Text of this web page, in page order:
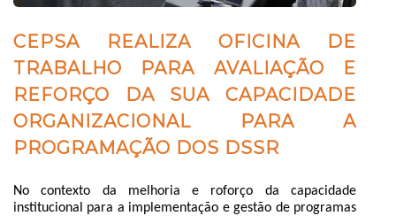
CEPSA REALIZA OFICINA DE
TRABALHO PARA AVALIAÇÃO E
REFORÇO DA SUA CAPACIDADE
ORGANIZACIONAL PARA A
PROGRAMAÇÃO DOS DSSR
No contexto da melhoria e roforço da capacidade
institucional para a implementação e gestão de programas